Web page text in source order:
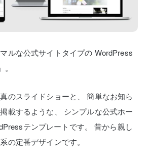
ルな公式サイトタイプの WordPress
」。
のスライドショーと、
簡単なお知ら
載するような、
シンプルな公式ホー
テンプレートです。
昔から親し
の定番デザインです。